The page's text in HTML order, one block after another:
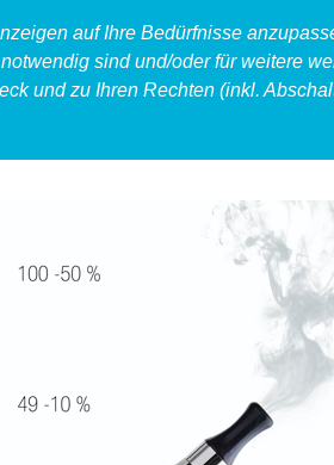
auf Ihre Bedürfnisse
sind und/oder für weitere
und zu Ihren Rechten (inkl.